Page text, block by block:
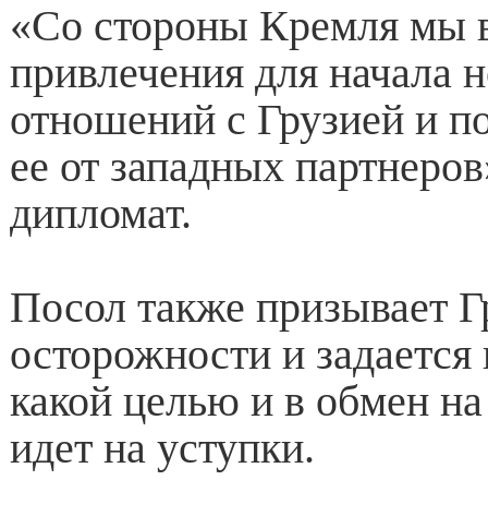
«Со стороны Кремля мы
привлечения для начала
отношений с Грузией и
ее от западных
дипломат.
Посол также призывает
осторожности и
какой целью и в обмен
идет на уступки.